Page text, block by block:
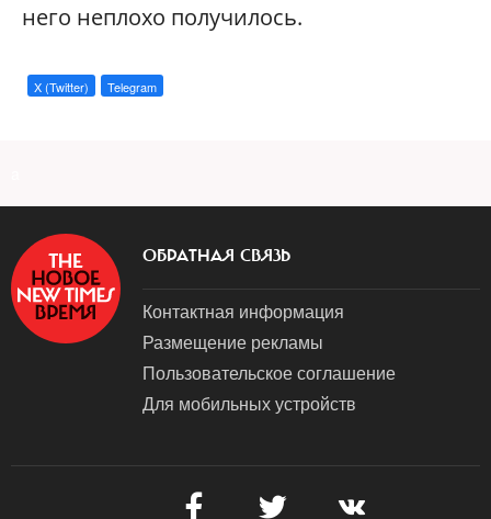
него неплохо получилось.
X (Twitter) Telegram
ОБРАТНАЯ СВЯЗЬ
Контактная информация
Размещение рекламы
Пользовательское соглашение
Для мобильных устройств